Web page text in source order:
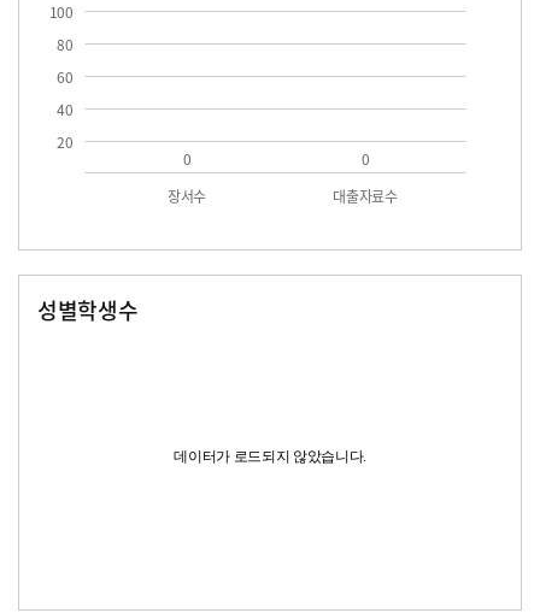
20
40
60
80
100
장서수 대출자료수
0 0
성별학생수
데이터가 로드되지 않았습니다.